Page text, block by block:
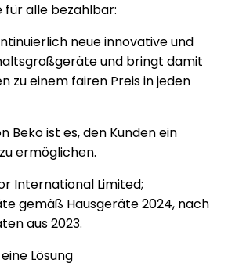
alle bezahlbar:
neue innovative und
und bringt damit
zu einem fairen Preis in jeden
Beko ist es, den Kunden ein
ermöglichen.
International Limited;
gemäß Hausgeräte 2024, nach
aus 2023.
Lösung